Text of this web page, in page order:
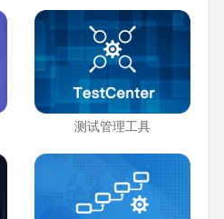
测试管理工具